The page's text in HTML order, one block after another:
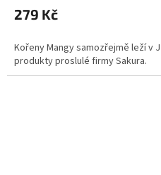
279 Kč
Kořeny Mangy samozřejmě leží v
produkty proslulé firmy Sakura.